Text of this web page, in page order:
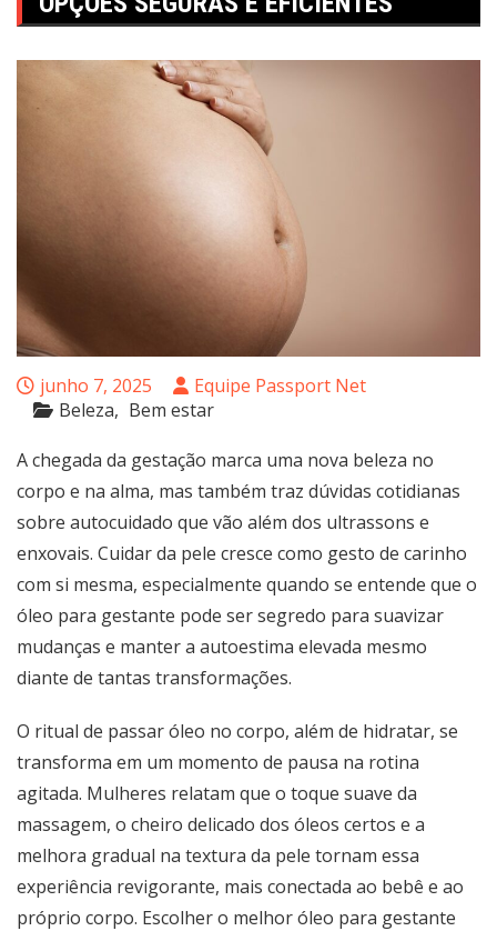
junho 7, 2025
Equipe Passport Net
Beleza
Bem estar
A chegada da gestação marca uma nova beleza no
corpo e na alma, mas também traz dúvidas cotidianas
sobre autocuidado que vão além dos ultrassons e
enxovais. Cuidar da pele cresce como gesto de carinho
com si mesma, especialmente quando se entende que o
óleo para gestante pode ser segredo para suavizar
mudanças e manter a autoestima elevada mesmo
diante de tantas transformações.
O ritual de passar óleo no corpo, além de hidratar, se
transforma em um momento de pausa na rotina
agitada. Mulheres relatam que o toque suave da
massagem, o cheiro delicado dos óleos certos e a
melhora gradual na textura da pele tornam essa
experiência revigorante, mais conectada ao bebê e ao
próprio corpo. Escolher o melhor óleo para gestante